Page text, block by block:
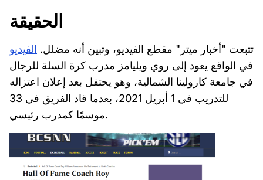
الحقيقة
تتبعت "أخبار ميتر" مقطع الفيديو، وتبين أنه مضلل. الفيديو
في الواقع يعود إلى روي ويليامز مدرب كرة السلة للرجال
في جامعة كارولينا الشمالية، وهو يحتفل بعد إعلان اعتزاله
للتدريب في 1 أبريل 2021، بعدما قاد الفريق في 33
موسمًا كمدرب رئيسي.